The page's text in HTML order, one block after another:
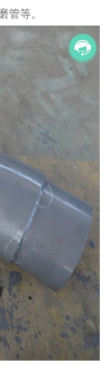
管等。